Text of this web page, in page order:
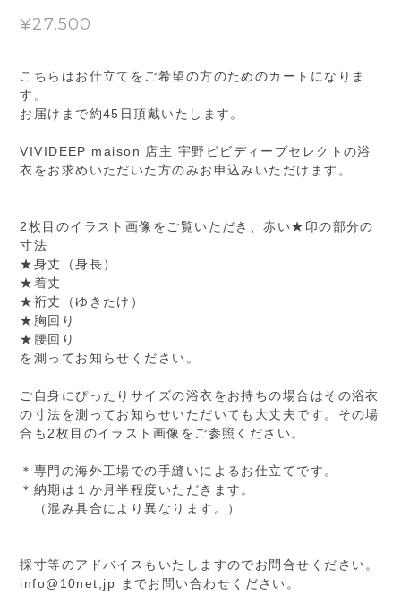
¥27,500
こちらはお仕立てをご希望の方のためのカートになりま
す。
お届けまで約45日頂戴いたします。
VIVIDEEP maison 店主 宇野ビビディープセレクトの浴
衣をお求めいただいた方のみお申込みいただけます。
2枚目のイラスト画像をご覧いただき、赤い★印の部分の
寸法
★身丈（身長）
★着丈
★裄丈（ゆきたけ）
★胸回り
★腰回り
を測ってお知らせください。
ご自身にぴったりサイズの浴衣をお持ちの場合はその浴衣
の寸法を測ってお知らせいただいても大丈夫です。その場
合も2枚目のイラスト画像をご参照ください。
＊専門の海外工場での手縫いによるお仕立てです。
＊納期は１か月半程度いただきます。
（混み具合により異なります。）
採寸等のアドバイスもいたしますのでお問合せください。
info@10net,jp までお問い合わせください。